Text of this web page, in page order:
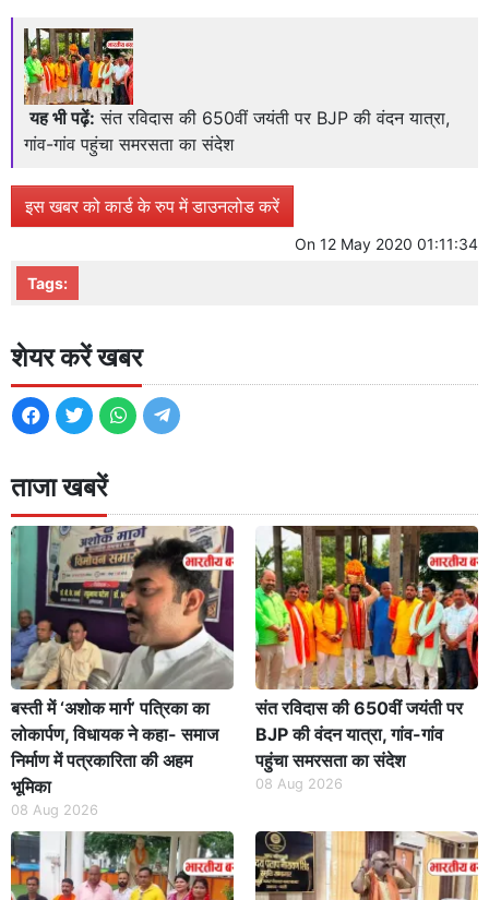
यह भी पढ़ें: संत रविदास की 650वीं जयंती पर BJP की वंदन यात्रा,
गांव-गांव पहुंचा समरसता का संदेश
इस खबर को कार्ड के रुप में डाउनलोड करें
On 12 May 2020 01:11:34
Tags:
शेयर करें खबर
ताजा खबरें
बस्ती में ‘अशोक मार्ग’ पत्रिका का
लोकार्पण, विधायक ने कहा- समाज
निर्माण में पत्रकारिता की अहम
भूमिका
08 Aug 2026
संत रविदास की 650वीं जयंती पर
BJP की वंदन यात्रा, गांव-गांव
पहुंचा समरसता का संदेश
08 Aug 2026